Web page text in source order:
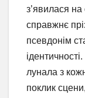
з’явилася на
справжнє
псевдонім
лунала з
поклик